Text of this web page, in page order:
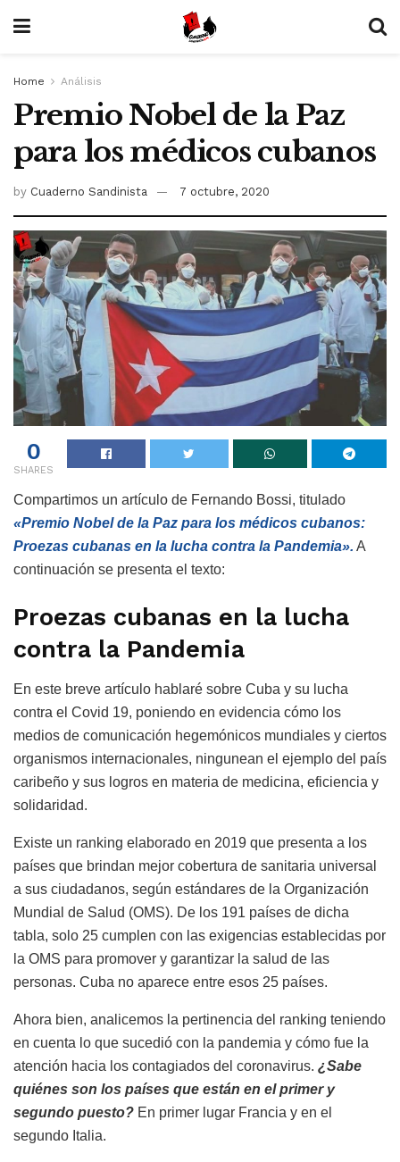
Home Análisis
Premio Nobel de la Paz
para los médicos cubanos
by Cuaderno Sandinista 7 octubre, 2020
0
SHARES
Compartimos un artículo de Fernando Bossi, titulado
«Premio Nobel de la Paz para los médicos cubanos:
Proezas cubanas en la lucha contra la Pandemia». A
continuación se presenta el texto:
Proezas cubanas en la lucha
contra la Pandemia
En este breve artículo hablaré sobre Cuba y su lucha
contra el Covid 19, poniendo en evidencia cómo los
medios de comunicación hegemónicos mundiales y ciertos
organismos internacionales, ningunean el ejemplo del país
caribeño y sus logros en materia de medicina, eficiencia y
solidaridad.
Existe un ranking elaborado en 2019 que presenta a los
países que brindan mejor cobertura de sanitaria universal
a sus ciudadanos, según estándares de la Organización
Mundial de Salud (OMS). De los 191 países de dicha
tabla, solo 25 cumplen con las exigencias establecidas por
la OMS para promover y garantizar la salud de las
personas. Cuba no aparece entre esos 25 países.
Ahora bien, analicemos la pertinencia del ranking teniendo
en cuenta lo que sucedió con la pandemia y cómo fue la
atención hacia los contagiados del coronavirus. ¿Sabe
quiénes son los países que están en el primer y
segundo puesto? En primer lugar Francia y en el
segundo Italia.